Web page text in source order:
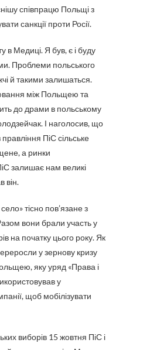
співпрацю Польщі з
санкції проти Росії.
в Медиці. Я був, є і буду
Проблеми польського
й такими залишаться.
між Польщею та
до драми в польському
І наголосив, що
ПіС сільське
а ринки
залишає нам великі
він.
тісно пов’язане з
вони брали участь у
на початку цього року. Як
у зернову кризу
яку уряд «Права і
у
щоб мобілізувати
виборів 15 жовтня ПіС і